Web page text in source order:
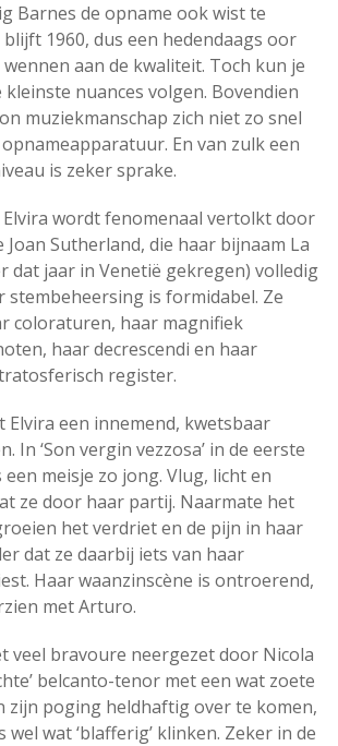
Barnes de opname ook wist te
1960, dus een hedendaags oor
aan de kwaliteit. Toch kun je
nuances volgen. Bovendien
muziekmanschap zich niet zo snel
En van zulk een
is zeker sprake.
wordt fenomenaal vertolkt door
Joan Sutherland, die haar bijnaam La
dat jaar in Venetië gekregen) volledig
stembeheersing is formidabel. Ze
coloraturen, haar magnifiek
haar decrescendi en haar
register.
Elvira een innemend, kwetsbaar
In ‘Son vergin vezzosa’ in de eerste
meisje zo jong. Vlug, licht en
ze door haar partij. Naarmate het
het verdriet en de pijn in haar
dat ze daarbij iets van haar
Haar waanzinscène is ontroerend,
met Arturo.
veel bravoure neergezet door Nicola
belcanto-tenor met een wat zoete
zijn poging heldhaftig over te komen,
wel wat ‘blafferig’ klinken. Zeker in de